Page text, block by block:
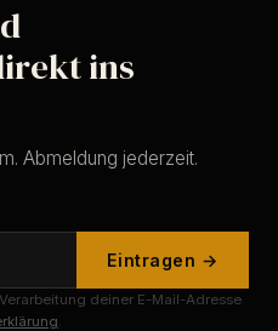
ins
Abmeldung jederzeit.
Eintragen →
deiner E-Mail-Adresse
.